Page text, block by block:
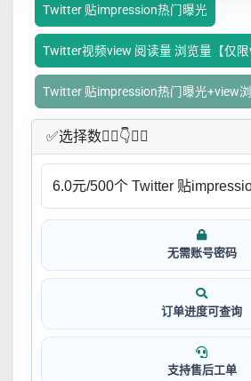
Twitter 贴impression热门曝光
Twitter视频view 阅读量 浏览量【仅限
Twitter 贴impression热门曝光+view
✅​选择数👇🏻​​👇👇🏻​​
无需账号密码
订单进度可查询
支持售后工单